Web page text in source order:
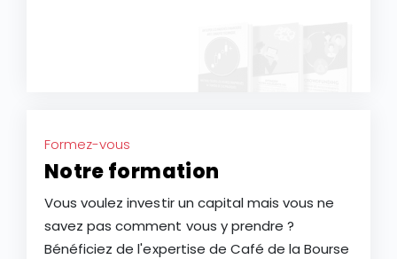
Formez-vous
Notre formation
Vous voulez investir un capital mais vous ne
savez pas comment vous y prendre ?
Bénéficiez de l'expertise de Café de la Bourse